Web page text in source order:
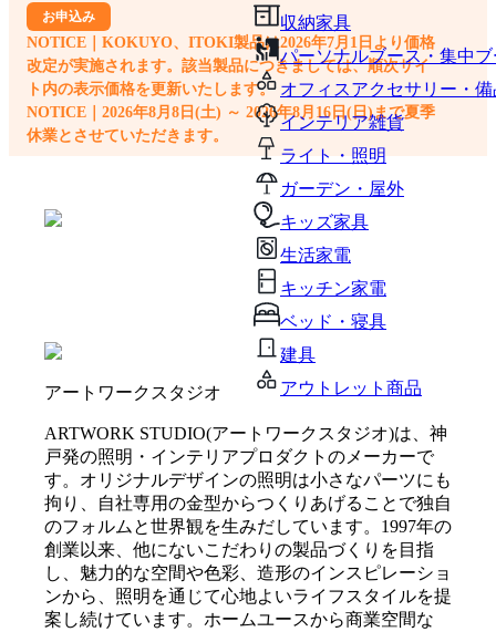
収納家具
パーソナルブース・集中
オフィスアクセサリー・備
インテリア雑貨
ライト・照明
ガーデン・屋外
キッズ家具
生活家電
キッチン家電
ベッド・寝具
建具
アウトレット商品
お申込み
NOTICE｜KOKUYO、ITOKI製品は2026年7月1日より価格
改定が実施されます。該当製品につきましては、順次サイ
ト内の表示価格を更新いたします。
NOTICE｜2026年8月8日(土) ～ 2026年8月16日(日)まで夏季
休業とさせていただきます。
アートワークスタジオ
ARTWORK STUDIO(アートワークスタジオ)は、神
戸発の照明・インテリアプロダクトのメーカーで
す。オリジナルデザインの照明は小さなパーツにも
拘り、自社専用の金型からつくりあげることで独自
のフォルムと世界観を生みだしています。1997年の
創業以来、他にないこだわりの製品づくりを目指
し、魅力的な空間や色彩、造形のインスピレーショ
ンから、照明を通じて心地よいライフスタイルを提
案し続けています。ホームユースから商業空間な